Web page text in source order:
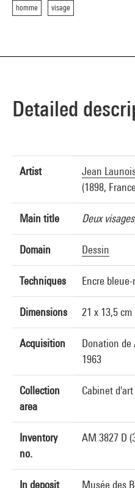
homme visage
Detailed
Artist
Jean
(1898,
Main title Deux
Domain Dessin
Techniques Encre
Dimensions 21 x 13,5 cm
Acquisition
Donation de
1963
Collection
area
Cabinet
Inventory
no.
AM 3827 D
In deposit Musée des